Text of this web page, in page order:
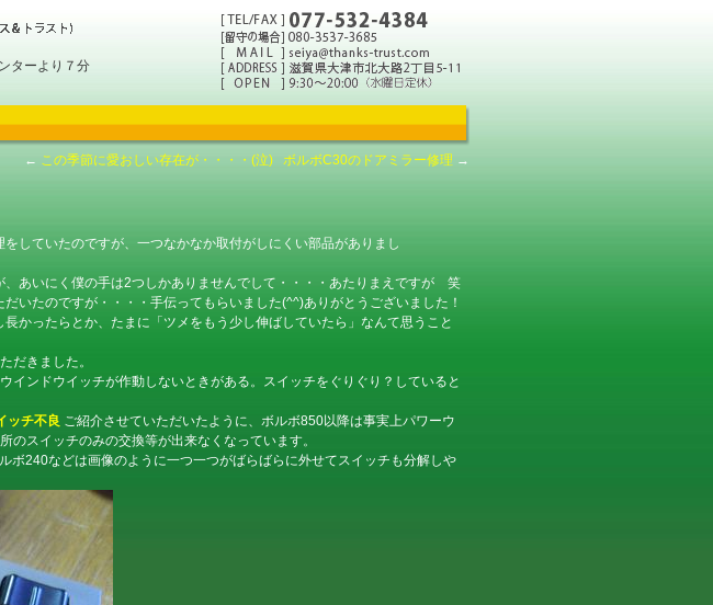
ターより７分
← この季節に愛おしい存在が・・・・(泣) ボルボC30のドアミラー修理 →
していたのですが、一つなかなか取付がしにくい部品がありまし
、あいにく僕の手は2つしかありませんでして・・・・あたりまえですが 笑
いたのですが・・・・手伝ってもらいました(^^)ありがとうございました！
かったらとか、たまに「ツメをもう少し伸ばしていたら」なんて思うこと
だきました。
インドウイッチが作動しないときがある。スイッチをぐりぐり？していると
ッチ不良 ご紹介させていただいたように、ボルボ850以降は事実上パワーウ
のスイッチのみの交換等が出来なくなっています。
ボ240などは画像のように一つ一つがばらばらに外せてスイッチも分解しや